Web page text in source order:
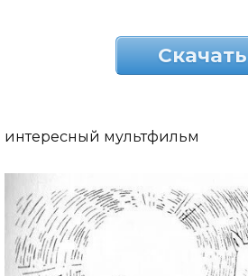
Скачать
интересный мультфильм